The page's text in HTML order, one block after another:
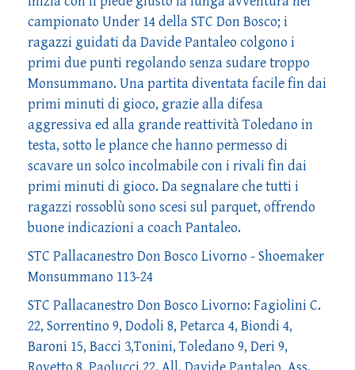
campionato Under 14 della STC Don Bosco; i
ragazzi guidati da Davide Pantaleo colgono i
primi due punti regolando senza sudare troppo
Monsummano. Una partita diventata facile fin dai
primi minuti di gioco, grazie alla difesa
aggressiva ed alla grande reattività Toledano in
testa, sotto le plance che hanno permesso di
scavare un solco incolmabile con i rivali fin dai
primi minuti di gioco. Da segnalare che tutti i
ragazzi rossoblù sono scesi sul parquet, offrendo
buone indicazioni a coach Pantaleo.
STC Pallacanestro Don Bosco Livorno - Shoemaker
Monsummano 113-24
STC Pallacanestro Don Bosco Livorno: Fagiolini C.
22, Sorrentino 9, Dodoli 8, Petarca 4, Biondi 4,
Baroni 15, Bacci 3,Tonini, Toledano 9, Deri 9,